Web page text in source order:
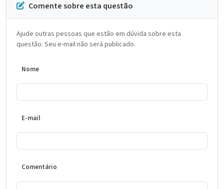
Comente sobre esta questão
Ajude outras pessoas que estão em dúvida sobre esta
questão. Seu e-mail não será publicado.
Nome
E-mail
Comentário